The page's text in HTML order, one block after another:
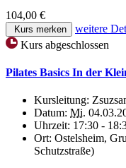
104,00 €
Kurs merken
weitere
Kurs abgeschlossen
Pilates Basics In der
Kursleitung:
Datum: Mi.
Uhrzeit: 17:30 -
Ort: Ostelsheim,
Schutzstraße)